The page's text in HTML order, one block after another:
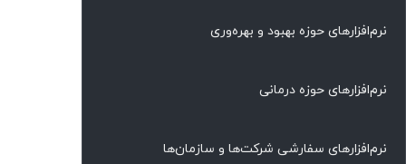
نرم‌افزارهای حوزه بهبود و بهره‌وری
نرم‌افزارهای حوزه درمانی
نرم‌افزارهای سفارشی شرکت‌ها و سازمان‌ها